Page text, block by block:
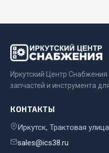
Показать
Весь раздел
Цепи подъёмные
Весь раздел
Иркутский Центр
запчастей и инструмента
КОНТАКТЫ
Иркутск, Трактовая
sales@ics38.ru